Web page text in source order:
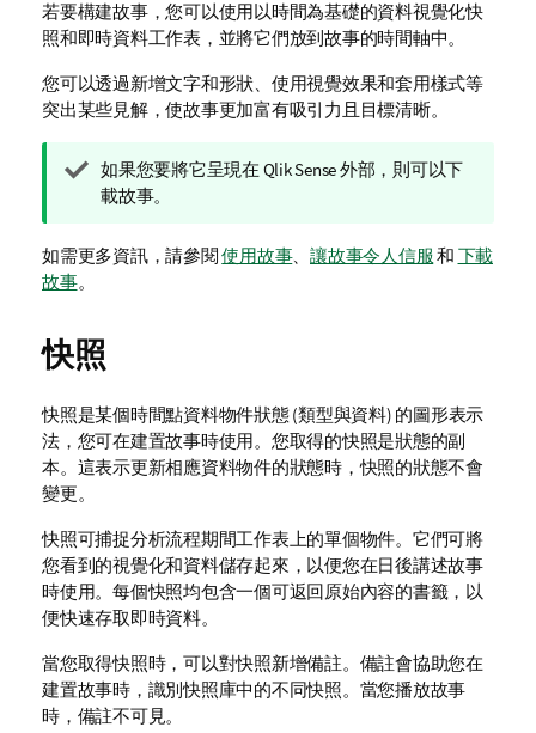
若要構建故事，您可以使用以時間為基礎的資料視覺化快
照和即時資料工作表，並將它們放到故事的時間軸中。
您可以透過新增文字和形狀、使用視覺效果和套用樣式等
突出某些見解，使故事更加富有吸引力且目標清晰。
提
示
註
如果您要將它呈現在 Qlik Sense外部，則可以下
載故事。
如需更多資訊，請參閱使用故事、 讓故事令人信服和 下載
故事。
快照
快照是某個時間點資料物件狀態 (類型與資料) 的圖形表示
法，您可在建置故事時使用。您取得的快照是狀態的副
本。這表示更新相應資料物件的狀態時，快照的狀態不會
變更。
快照可捕捉分析流程期間工作表上的單個物件。它們可將
您看到的視覺化和資料儲存起來，以便您在日後講述故事
時使用。每個快照均包含一個可返回原始內容的書籤，以
便快速存取即時資料。
當您取得快照時，可以對快照新增備註。備註會協助您在
建置故事時，識別快照庫中的不同快照。當您播放故事
時，備註不可見。